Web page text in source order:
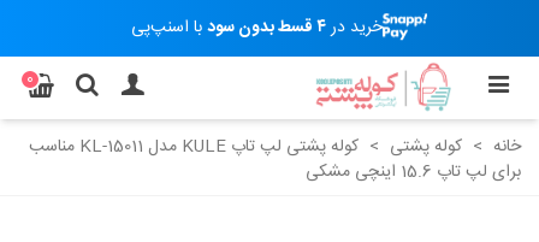
خرید در۴ قسط بدون سود با اسنپ‌پی
0
خانه > کوله پشتی >
کوله پشتی لپ تاپ KULE مدل KL-15011 مناسب
برای لپ تاپ 15.6 اینچی مشکی